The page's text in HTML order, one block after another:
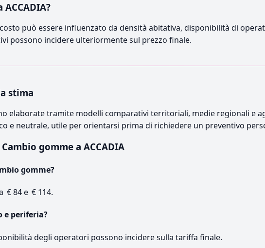
può essere influenzato da densità abitativa, disponibilità di
possono incidere ulteriormente sul prezzo finale.
stima
elaborate tramite modelli comparativi territoriali, medie regionali e
e neutrale, utile per orientarsi prima di richiedere un preventivo
gomme a ACCADIA
gomme?
€ 84 e € 114.
e periferia?
degli operatori possono incidere sulla tariffa finale.